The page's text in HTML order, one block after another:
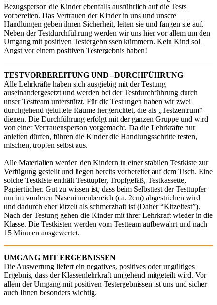
Bezugsperson die Kinder ebenfalls ausführlich auf die Tests
vorbereiten. Das Vertrauen der Kinder in uns und unsere
Handlungen geben ihnen Sicherheit, leiten sie und fangen sie auf.
Neben der Testdurchführung werden wir uns hier vor allem um den
Umgang mit positiven Testergebnissen kümmern. Kein Kind soll
Angst vor einem positiven Testergebnis haben!
TESTVORBEREITUNG UND –DURCHFÜHRUNG
Alle Lehrkräfte haben sich ausgiebig mit der Testung
auseinandergesetzt und werden bei der Testdurchführung durch
unser Testteam unterstützt. Für die Testungen haben wir zwei
durchgehend gelüftete Räume hergerichtet, die als „Testzentrum“
dienen. Die Durchführung erfolgt mit der ganzen Gruppe und wird
von einer Vertrauensperson vorgemacht. Da die Lehrkräfte nur
anleiten dürfen, führen die Kinder die Handlungsschritte testen,
mischen, tropfen selbst aus.
Alle Materialien werden den Kindern in einer stabilen Testkiste zur
Verfügung gestellt und liegen bereits vorbereitet auf dem Tisch. Eine
solche Testkiste enthält Testtupfer, Tropfgefäß, Testkassette,
Papiertücher. Gut zu wissen ist, dass beim Selbsttest der Testtupfer
nur im vorderen Naseninnenbereich (ca. 2cm) abgestrichen wird
und dadurch eher kitzelt als schmerzhaft ist (Daher “Kitzeltest”).
Nach der Testung gehen die Kinder mit ihrer Lehrkraft wieder in die
Klasse. Die Testkisten werden vom Testteam aufbewahrt und nach
15 Minuten ausgewertet.
UMGANG MIT ERGEBNISSEN
Die Auswertung liefert ein negatives, positives oder ungültiges
Ergebnis, dass der Klassenlehrkraft umgehend mitgeteilt wird. Vor
allem der Umgang mit positiven Testergebnissen ist uns und sicher
auch Ihnen besonders wichtig.